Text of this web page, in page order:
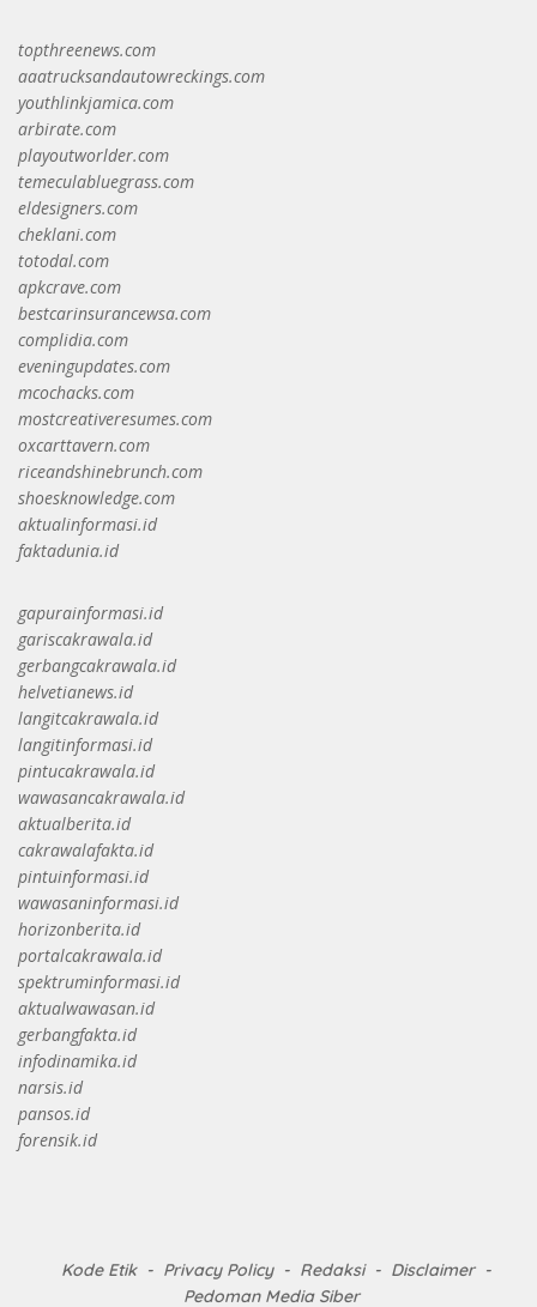
topthreenews.com
aaatrucksandautowreckings.com
youthlinkjamica.com
arbirate.com
playoutworlder.com
temeculabluegrass.com
eldesigners.com
cheklani.com
totodal.com
apkcrave.com
bestcarinsurancewsa.com
complidia.com
eveningupdates.com
mcochacks.com
mostcreativeresumes.com
oxcarttavern.com
riceandshinebrunch.com
shoesknowledge.com
aktualinformasi.id
faktadunia.id
gapurainformasi.id
gariscakrawala.id
gerbangcakrawala.id
helvetianews.id
langitcakrawala.id
langitinformasi.id
pintucakrawala.id
wawasancakrawala.id
aktualberita.id
cakrawalafakta.id
pintuinformasi.id
wawasaninformasi.id
horizonberita.id
portalcakrawala.id
spektruminformasi.id
aktualwawasan.id
gerbangfakta.id
infodinamika.id
narsis.id
pansos.id
forensik.id
Kode Etik Privacy Policy Redaksi
Disclaimer
Pedoman Media Siber